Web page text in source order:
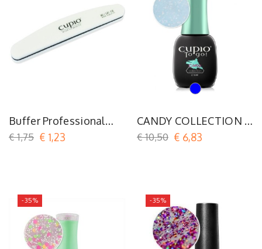
Buffer Professional
80/120
€ 1,75 € 1,23
CANDY COLLECTION -
Sugar Free
€ 10,50 € 6,83
Turquoise
-35% -35%